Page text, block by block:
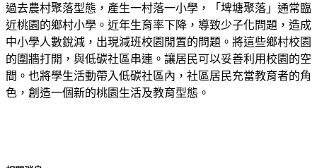
過去農村聚落型態，產生一村落一小學，「埤塘聚落」通常臨
近桃園的鄉村小學。近年生育率下降，導致少子化問題，造成
中小學人數銳減，出現減班校園閒置的問題。將這些鄉村校園
的圍牆打開，與低碳社區串連。讓居民可以妥善利用校園的空
間。也將學生活動帶入低碳社區內，社區居民充當教育者的角
色，創造一個新的桃園生活及教育型態。